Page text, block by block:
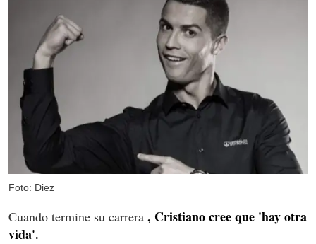
Foto: Diez
Cuando termine su carrera , Cristiano cree que 'hay otra
vida'.